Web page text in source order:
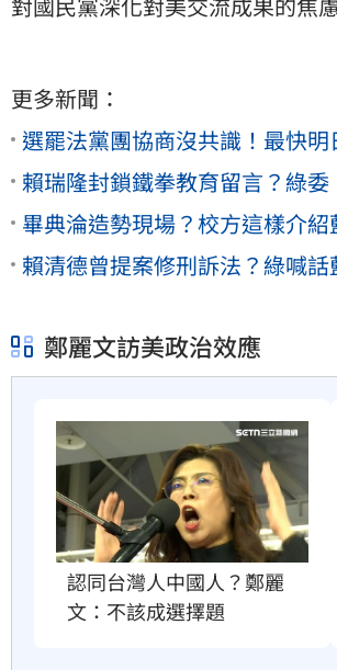
更多新聞：
選罷法黨團協商沒共識！最快明
賴瑞隆封鎖鐵拳教育留言？綠委
畢典淪造勢現場？校方這樣介紹
賴清德曾提案修刑訴法？綠喊話
鄭麗文訪美政治效應
認同台灣人中國人？鄭麗
文：不該成選擇題